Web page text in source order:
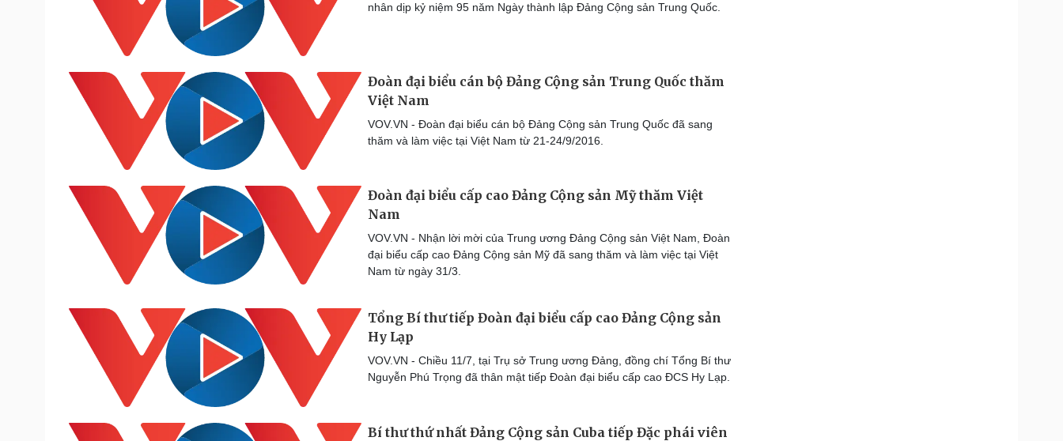
nhân dịp kỷ niệm 95 năm Ngày thành lập Đảng Cộng sản Trung Quốc.
Đoàn đại biểu cán bộ Đảng Cộng sản Trung Quốc thăm
Việt Nam
VOV.VN - Đoàn đại biểu cán bộ Đảng Cộng sản Trung Quốc đã sang
thăm và làm việc tại Việt Nam từ 21-24/9/2016.
Đoàn đại biểu cấp cao Đảng Cộng sản Mỹ thăm Việt
Nam
VOV.VN - Nhận lời mời của Trung ương Đảng Cộng sản Việt Nam, Đoàn
đại biểu cấp cao Đảng Cộng sản Mỹ đã sang thăm và làm việc tại Việt
Nam từ ngày 31/3.
Tổng Bí thư tiếp Đoàn đại biểu cấp cao Đảng Cộng sản
Hy Lạp
VOV.VN - Chiều 11/7, tại Trụ sở Trung ương Đảng, đồng chí Tổng Bí thư
Nguyễn Phú Trọng đã thân mật tiếp Đoàn đại biểu cấp cao ĐCS Hy Lạp.
Bí thư thứ nhất Đảng Cộng sản Cuba tiếp Đặc phái viên